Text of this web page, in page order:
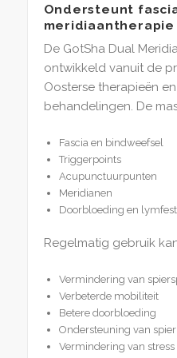
Ondersteunt
meridiaantherapie
De GotSha Dual
ontwikkeld vanuit de
Oosterse therapieën
behandelingen. De
Fascia en bindweefsel
Triggerpoints
Acupunctuurpunten
Meridianen
Doorbloeding en
Regelmatig gebruik
Vermindering van
Verbeterde mobiliteit
Betere doorbloeding
Ondersteuning van
Vermindering van